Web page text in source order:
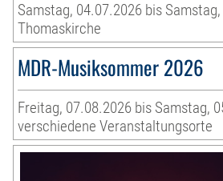
Samstag, 04.07.2026 bis
Thomaskirche
MDR-Musiksommer 2026
Freitag, 07.08.2026 bis Samstag,
verschiedene Veranstaltungsorte